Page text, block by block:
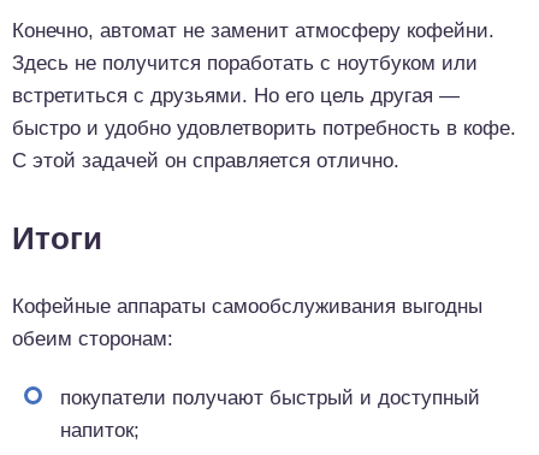
Конечно, автомат не заменит атмосферу кофейни.
Здесь не получится поработать с ноутбуком или
встретиться с друзьями. Но его цель другая —
быстро и удобно удовлетворить потребность в кофе.
С этой задачей он справляется отлично.
Итоги
Кофейные аппараты самообслуживания выгодны
обеим сторонам:
покупатели получают быстрый и доступный
напиток;